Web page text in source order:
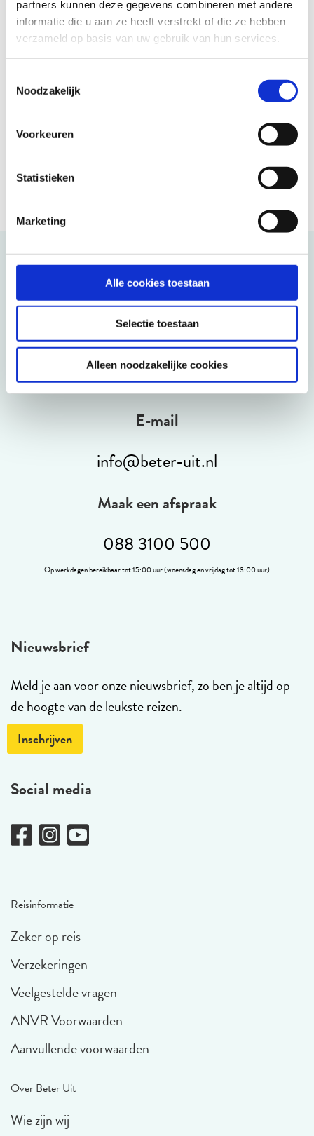
partners kunnen deze gegevens combineren met andere
informatie die u aan ze heeft verstrekt of die ze hebben
verzameld op basis van uw gebruik van hun services.
Noodzakelijk
Voorkeuren
Statistieken
Marketing
Alle cookies toestaan
Selectie toestaan
Alleen noodzakelijke cookies
45 jaar vertrouwd
Reizen in eigen sfeer
Ontmoeting en verbinding
Kunnen wij u helpen?
Telefonisch
088 3100 500
Op werkdagen bereikbaar tot 15:00 uur (woensdag en vrijdag tot 13:00 uur)
E-mail
info@beter-uit.nl
Maak een afspraak
088 3100 500
Op werkdagen bereikbaar tot 15:00 uur (woensdag en vrijdag tot 13:00 uur)
Nieuwsbrief
Meld je aan voor onze nieuwsbrief, zo ben je altijd op
de hoogte van de leukste reizen.
Inschrijven
Social media
Reisinformatie
Zeker op reis
Verzekeringen
Veelgestelde vragen
ANVR Voorwaarden
Aanvullende voorwaarden
Over Beter Uit
Wie zijn wij